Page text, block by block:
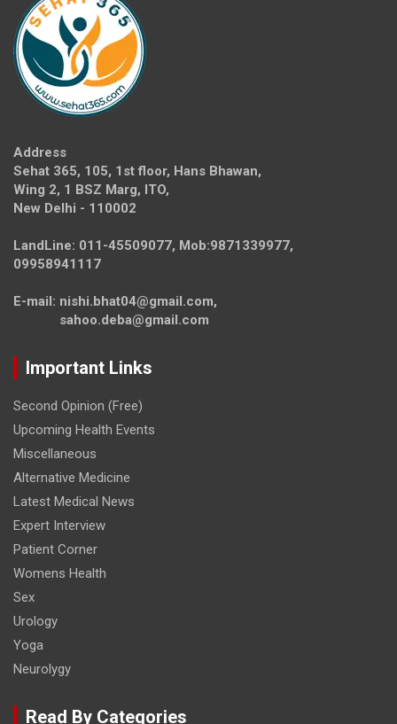
Address
Sehat 365, 105, 1st floor, Hans Bhawan,
Wing 2, 1 BSZ Marg, ITO,
New Delhi - 110002
LandLine: 011-45509077, Mob:9871339977,
09958941117
E-mail: nishi.bhat04@gmail.com,
sahoo.deba@gmail.com
Important Links
Second Opinion (Free)
Upcoming Health Events
Miscellaneous
Alternative Medicine
Latest Medical News
Expert Interview
Patient Corner
Womens Health
Sex
Urology
Yoga
Neurolygy
Read By Categories